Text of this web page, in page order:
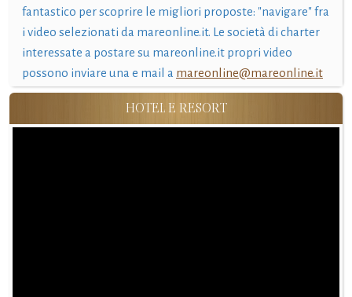
fantastico per scoprire le migliori proposte: "navigare" fra
i video selezionati da mareonline.it. Le società di charter
interessate a postare su mareonline.it propri video
possono inviare una e mail a mareonline@mareonline.it
HOTEL E RESORT